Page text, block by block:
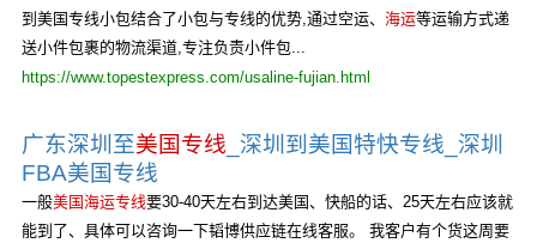
到美国专线小包结合了小包与专线的优势,通过空运、 海运等运输方式递
送小件包裹的物流渠道,专注负责小件包...
https://www.topestexpress.com/usaline-fujian.html
广东深圳至美国专线 _深圳到美国特快专线_深圳
FBA美国专线
一般美国海运专线要30-40天左右到达美国、快船的话、25天左右应该就
能到了、具体可以咨询一下韬博供应链在线客服。 我客户有个货这周要